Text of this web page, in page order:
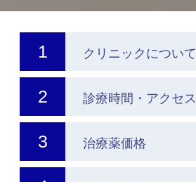
クリニックについて
診療時間・アクセス
治療薬価格